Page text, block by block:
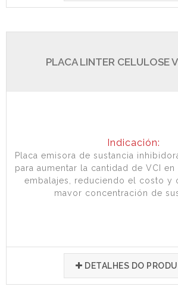
PLACA LINTER CELULOSE
Indicación:
Placa emisora de sustancia
para aumentar la cantidad de VCI
embalajes, reduciendo el costo y
mayor concentración de
DETALHES DO